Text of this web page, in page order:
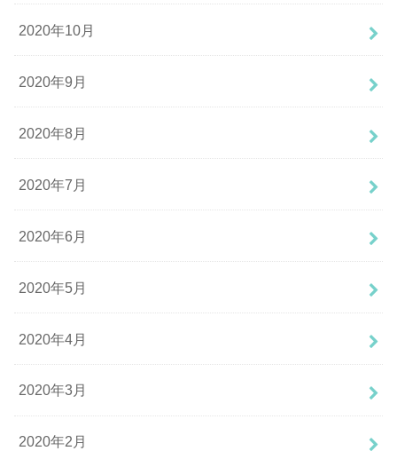
2020年10月
2020年9月
2020年8月
2020年7月
2020年6月
2020年5月
2020年4月
2020年3月
2020年2月